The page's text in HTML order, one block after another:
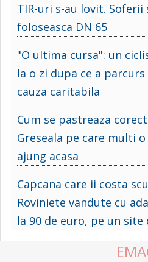
TIR-uri s-au lovit.
foloseasca DN 65
"O ultima cursa": un
la o zi dupa ce a
cauza caritabila
Cum se pastreaza
Greseala pe care multi
ajung acasa
Capcana care ii costa
Roviniete vandute cu
la 90 de euro, pe un site